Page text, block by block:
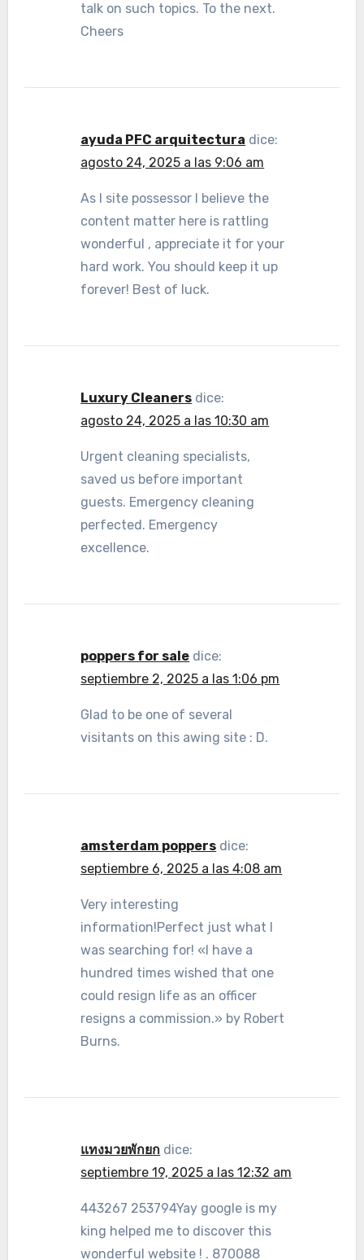
talk on such topics. To the next.
Cheers
ayuda PFC arquitectura dice:
agosto 24, 2025 a las 9:06 am
As I site possessor I believe the
content matter here is rattling
wonderful , appreciate it for your
hard work. You should keep it up
forever! Best of luck.
Luxury Cleaners dice:
agosto 24, 2025 a las 10:30 am
Urgent cleaning specialists,
saved us before important
guests. Emergency cleaning
perfected. Emergency
excellence.
poppers for sale dice:
septiembre 2, 2025 a las 1:06 pm
Glad to be one of several
visitants on this awing site : D.
amsterdam poppers dice:
septiembre 6, 2025 a las 4:08 am
Very interesting
information!Perfect just what I
was searching for! «I have a
hundred times wished that one
could resign life as an officer
resigns a commission.» by Robert
Burns.
แทงมวยพักยก dice:
septiembre 19, 2025 a las 12:32 am
443267 253794Yay google is my
king helped me to discover this
wonderful website ! . 870088